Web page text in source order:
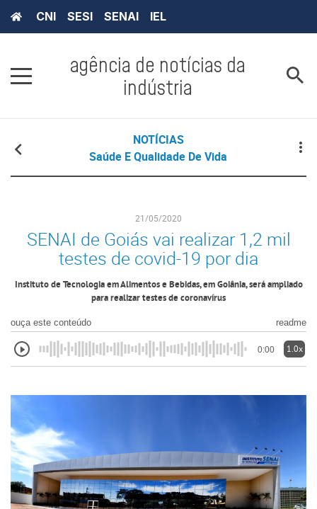
CNI SESI SENAI IEL
agência de notícias da
indústria
NOTÍCIAS
Saúde E Qualidade De Vida
21/05/2020
SENAI de Goiás vai realizar 1,2 mil
testes de covid-19 por dia
Instituto de Tecnologia em Alimentos e Bebidas, em Goiânia, será ampliado
para realizar testes de coronavírus
ouça este conteúdo readme
0:00 1.0x